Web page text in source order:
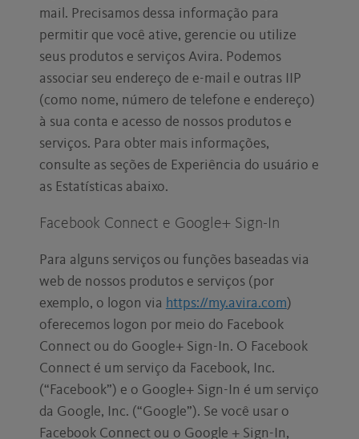
mail. Precisamos dessa informação para
permitir que você ative, gerencie ou utilize
seus produtos e serviços Avira. Podemos
associar seu endereço de e-mail e outras IIP
(como nome, número de telefone e endereço)
à sua conta e acesso de nossos produtos e
serviços. Para obter mais informações,
consulte as seções de Experiência do usuário e
as Estatísticas abaixo.
Facebook Connect e Google+ Sign-In
Para alguns serviços ou funções baseadas via
web de nossos produtos e serviços (por
exemplo, o logon via https://my.avira.com)
oferecemos logon por meio do Facebook
Connect ou do Google+ Sign-In. O Facebook
Connect é um serviço da Facebook, Inc.
(“Facebook”) e o Google+ Sign-In é um serviço
da Google, Inc. (“Google”). Se você usar o
Facebook Connect ou o Google + Sign-In,